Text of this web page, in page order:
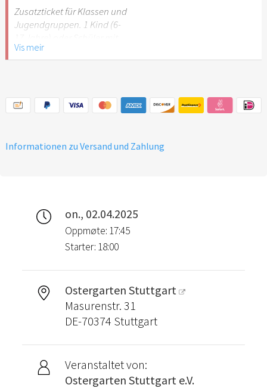
Stuttgart nicht
empfehlenswert.
Zusatzticket für Klassen und
Jugendgruppen. 1 Kind (6-
Schülerausweis.
Stuttgart nicht
empfehlenswert.
Vis meir
Informationen zu Versand und Zahlung
on., 02.04.2025
Oppmøte: 17:45
Starter: 18:00
Ostergarten Stuttgart
Masurenstr. 31
DE-70374 Stuttgart
Veranstaltet von:
Ostergarten Stuttgart e.V.